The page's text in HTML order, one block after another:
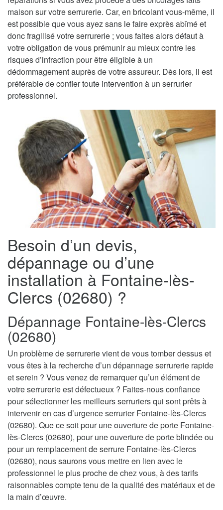
maison sur votre serrurerie. Car, en bricolant vous-même, il
est possible que vous ayez sans le faire exprès abîmé et
donc fragilisé votre serrurerie ; vous faites alors défaut à
votre obligation de vous prémunir au mieux contre les
risques d’infraction pour être éligible à un
dédommagement auprès de votre assureur. Dès lors, il est
préférable de confier toute intervention à un serrurier
professionnel.
Besoin d’un devis,
dépannage ou d’une
installation à Fontaine-lès-
Clercs (02680) ?
Dépannage Fontaine-lès-Clercs
(02680)
Un problème de serrurerie vient de vous tomber dessus et
vous êtes à la recherche d’un dépannage serrurerie rapide
et serein ? Vous venez de remarquer qu’un élément de
votre serrurerie est défectueux ? Faites-nous confiance
pour sélectionner les meilleurs serruriers qui sont prêts à
intervenir en cas d’urgence serrurier Fontaine-lès-Clercs
(02680). Que ce soit pour une ouverture de porte Fontaine-
lès-Clercs (02680), pour une ouverture de porte blindée ou
pour un remplacement de serrure Fontaine-lès-Clercs
(02680), nous saurons vous mettre en lien avec le
professionnel le plus proche de chez vous, à des tarifs
raisonnables compte tenu de la qualité des matériaux et de
la main d’œuvre.